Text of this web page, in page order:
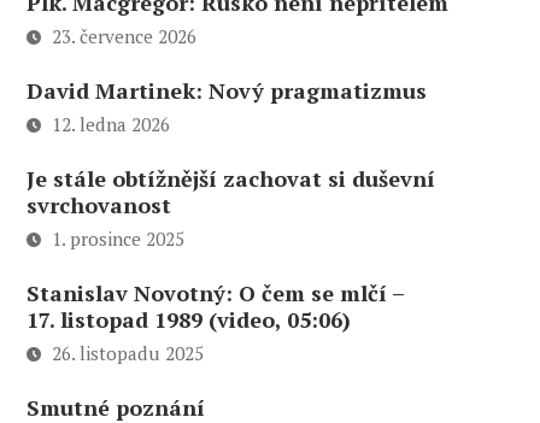
23. července 2026
David Martinek: Nový pragmatizmus
12. ledna 2026
Je stále obtížnější zachovat si duševní
svrchovanost
1. prosince 2025
Stanislav Novotný: O čem se mlčí –
17. listopad 1989 (video, 05:06)
26. listopadu 2025
Smutné poznání